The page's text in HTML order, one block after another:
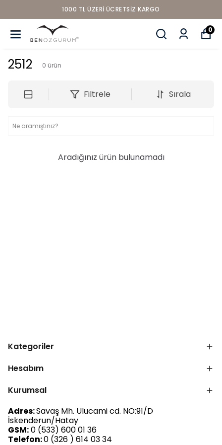
1000 TL ÜZERI ÜCRETSIZ KARGO
0
2512 0 ürün
Filtrele Sırala
Aradığınız ürün bulunamadı
Kategoriler
Hesabım
Kurumsal
Adres:Savaş Mh. Ulucami cd. NO:91/D
İskenderun/Hatay
GSM:0 (533) 600 01 36
Telefon:0 (326 ) 614 03 34